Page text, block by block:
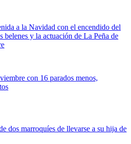
a la Navidad con el encendido del
belenes y la actuación de La Peña de
con 16 parados menos,
dos marroquíes de llevarse a su hija de